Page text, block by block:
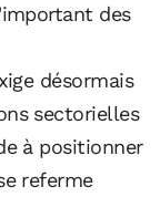
des
désormais
sectorielles
à positionner
referme